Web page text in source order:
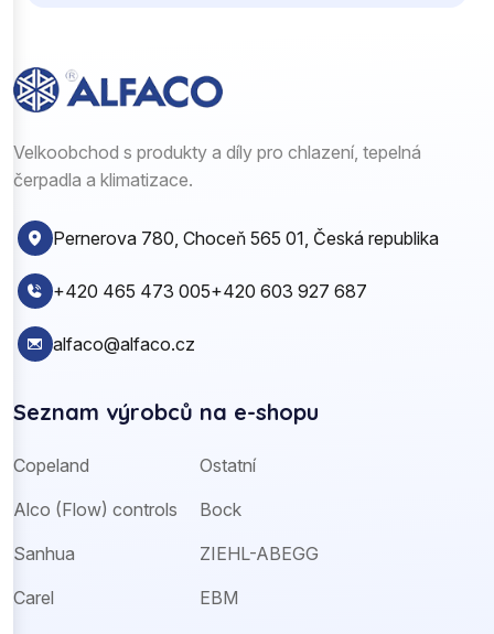
Velkoobchod s produkty a díly pro chlazení, tepelná
čerpadla a klimatizace.
Pernerova 780, Choceň 565 01, Česká republika
+420 465 473 005+420 603 927 687
alfaco@alfaco.cz
Seznam výrobců na e-shopu
Copeland
Alco (Flow) controls
Sanhua
Carel
Ostatní
Bock
ZIEHL-ABEGG
EBM